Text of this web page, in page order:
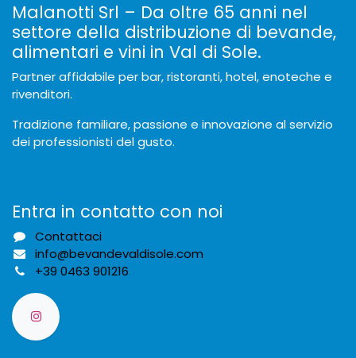
Malanotti Srl – Da oltre 65 anni nel
settore della distribuzione di bevande,
alimentari e vini in Val di Sole.
Partner affidabile per bar, ristoranti, hotel, enoteche e
rivenditori.
Tradizione familiare, passione e innovazione al servizio
dei professionisti del gusto.
Entra in contatto con noi
Contattaci
info@bevandevaldisole.com
+39 0463 901216